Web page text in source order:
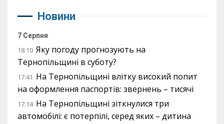
Новини
7 Серпня
18:10 Яку погоду прогнозують на
Тернопільщині в суботу?
17:41 На Тернопільщині влітку високий попит
на оформлення паспортів: звернень – тисячі
17:14 На Тернопільщині зіткнулися три
автомобілі: є потерпілі, серед яких – дитина